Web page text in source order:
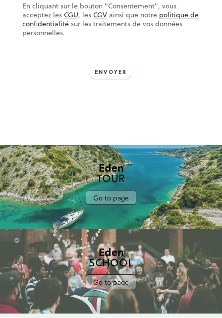
En cliquant sur le bouton "Consentement", vous
acceptez les CGU, les CGVainsi que notre politique de
confidentialitésur les traitements de vos données
personnelles.
ENVOYER
Eden
TOUR
Go to page
Eden
SCHOOL
Go to page